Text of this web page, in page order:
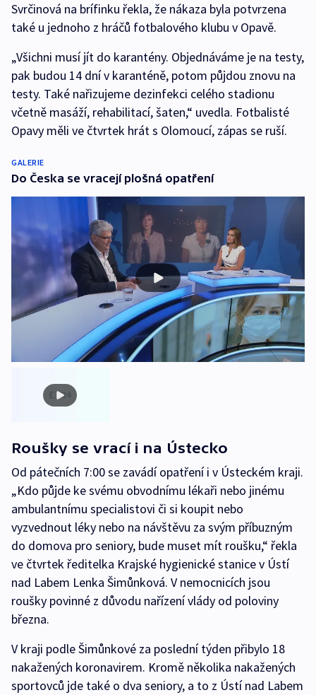
Svrčinová na brífinku řekla, že nákaza byla potvrzena
také u jednoho z hráčů fotbalového klubu v Opavě.
„Všichni musí jít do karantény. Objednáváme je na testy,
pak budou 14 dní v karanténě, potom půjdou znovu na
testy. Také nařizujeme dezinfekci celého stadionu
včetně masáží, rehabilitací, šaten,“ uvedla. Fotbalisté
Opavy měli ve čtvrtek hrát s Olomoucí, zápas se ruší.
GALERIE
Do Česka se vracejí plošná opatření
Roušky se vrací i na Ústecko
Od pátečních 7:00 se zavádí opatření i v Ústeckém kraji.
„Kdo půjde ke svému obvodnímu lékaři nebo jinému
ambulantnímu specialistovi či si koupit nebo
vyzvednout léky nebo na návštěvu za svým příbuzným
do domova pro seniory, bude muset mít roušku,“ řekla
ve čtvrtek ředitelka Krajské hygienické stanice v Ústí
nad Labem Lenka Šimůnková. V nemocnicích jsou
roušky povinné z důvodu nařízení vlády od poloviny
března.
V kraji podle Šimůnkové za poslední týden přibylo 18
nakažených koronavirem. Kromě několika nakažených
sportovců jde také o dva seniory, a to z Ústí nad Labem